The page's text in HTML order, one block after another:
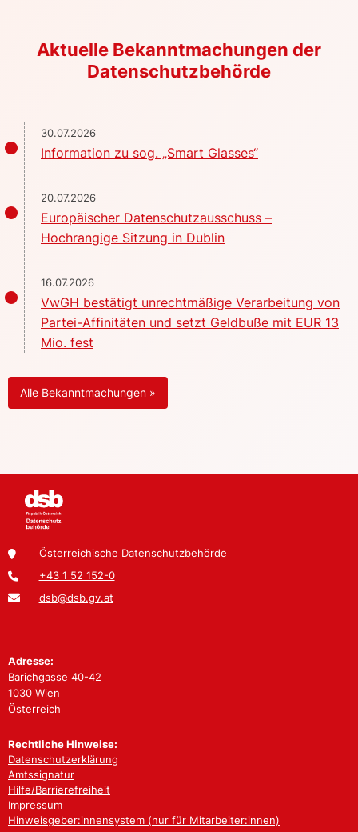
Aktuelle Bekanntmachungen der
Datenschutzbehörde
30.07.2026
Information zu sog. „Smart Glasses“
20.07.2026
Europäischer Datenschutzausschuss –
Hochrangige Sitzung in Dublin
16.07.2026
VwGH bestätigt unrechtmäßige Verarbeitung von
Partei-Affinitäten und setzt Geldbuße mit EUR 13
Mio. fest
Alle Bekanntmachungen »
Österreichische Datenschutzbehörde
+43 1 52 152-0
dsb@dsb.gv.at
Adresse:
Barichgasse 40-42
1030 Wien
Österreich
Rechtliche Hinweise:
Datenschutzerklärung
Amtssignatur
Hilfe/Barrierefreiheit
Impressum
Hinweisgeber:innensystem (nur für Mitarbeiter:innen)